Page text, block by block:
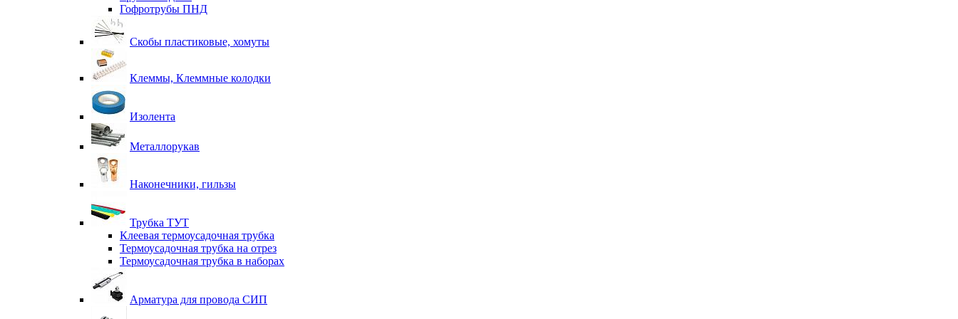
Гофротрубы ПНД
Скобы пластиковые, хомуты
Клеммы, Клеммные колодки
Изолента
Металлорукав
Наконечники, гильзы
Трубка ТУТ
Клеевая термоусадочная трубка
Термоусадочная трубка на отрез
Термоусадочная трубка в наборах
Арматура для провода СИП